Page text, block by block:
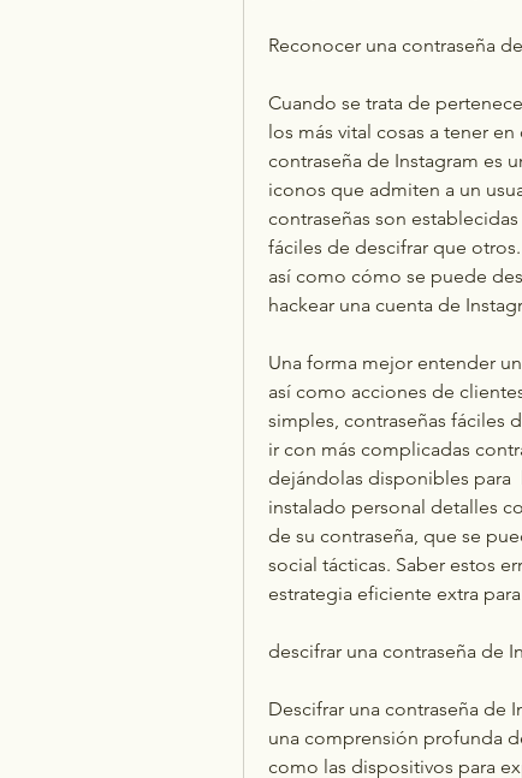
Reconocer una contraseña
Cuando se trata de
los más vital cosas a tener
contraseña de Instagram es
iconos que admiten a un
contraseñas son
fáciles de descifrar que
así como cómo se puede
hackear una cuenta de
Una forma mejor entender
así como acciones de
simples, contraseñas fáciles
ir con más complicadas
dejándolas disponibles para
instalado personal detalles
de su contraseña, que se
social tácticas. Saber estos
estrategia eficiente extra
descifrar una contraseña de
Descifrar una contraseña de
una comprensión profunda
como las dispositivos para